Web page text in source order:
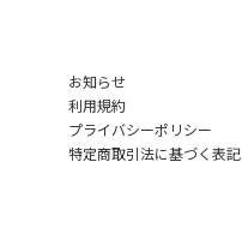
お知らせ
利用規約
プライバシーポリシー
特定商取引法に基づく表記